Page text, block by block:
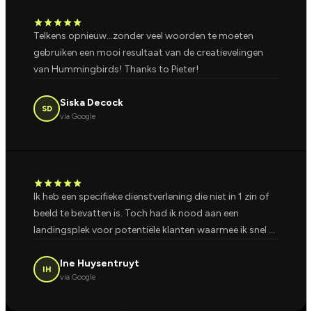
starstarstarstarstar
Telkens opnieuw...zonder veel woorden te moeten
gebruiken een mooi resultaat van de creatievelingen
van Hummingbirds! Thanks to Pieter!
SD
Siska Decock
via Google
starstarstarstarstar
Ik heb een specifieke dienstverlening die niet in 1 zin of
beeld te bevatten is. Toch had ik nood aan een
landingsplek voor potentiële klanten waarmee ik snel …
IH
Ine Huysentruyt
via Google